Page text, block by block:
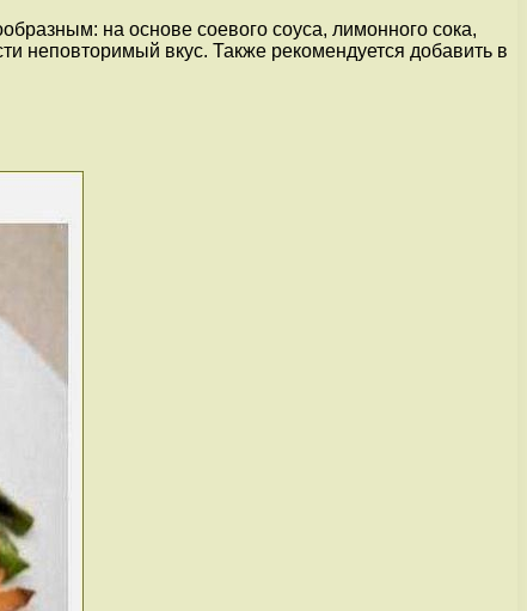
на основе соевого соуса, лимонного сока,
неповторимый вкус. Также рекомендуется добавить в